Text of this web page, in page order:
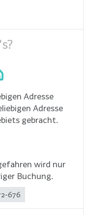
Adresse
Adresse
gebracht.
wird nur
Buchung.
676